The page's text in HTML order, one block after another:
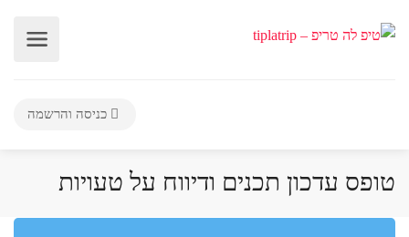
כניסה והרשמה
טופס עדכון תכנים ודיווח על טעויות